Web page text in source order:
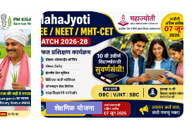
शेक्षणिक योजना